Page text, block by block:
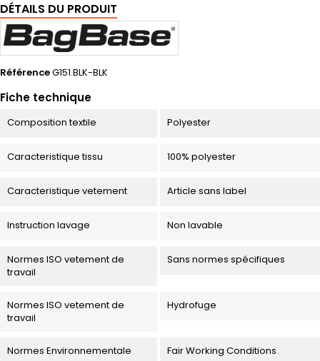
DÉTAILS DU PRODUIT
RéférenceG151.BLK-BLK
Fiche technique
Composition textile Polyester
Caracteristique tissu 100% polyester
Caracteristique vetement Article sans label
Instruction lavage Non lavable
Normes ISO vetement de
travail
Sans normes spécifiques
Normes ISO vetement de
travail
Hydrofuge
Normes Environnementale Fair Working Conditions